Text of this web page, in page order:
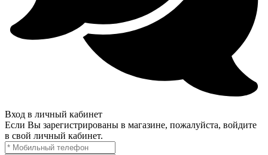
Вход в личный кабинет
Если Вы зарегистрированы в магазине, пожалуйста, войдите
в свой личный кабинет.